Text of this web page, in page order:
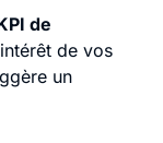
de
de vos
un